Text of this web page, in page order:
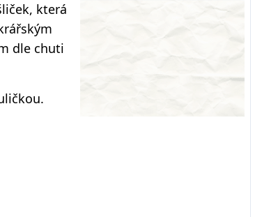
která
dle chuti